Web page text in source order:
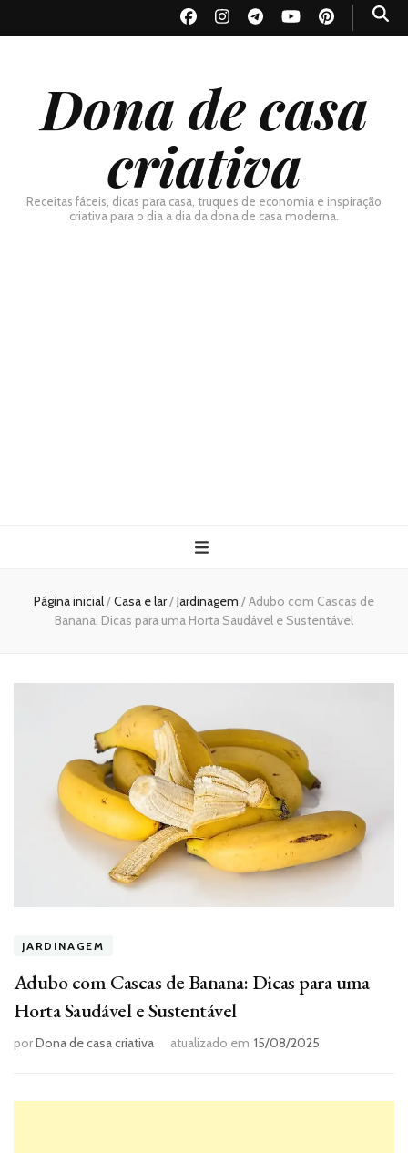
Dona de casa
criativa
Receitas fáceis, dicas para casa, truques de economia e inspiração
criativa para o dia a dia da dona de casa moderna.
Página inicial/Casa e lar/Jardinagem /Adubo com Cascas de
Banana: Dicas para uma Horta Saudável e Sustentável
JARDINAGEM
Adubo com Cascas de Banana: Dicas para uma
Horta Saudável e Sustentável
porDona de casa criativa atualizado em 15/08/2025